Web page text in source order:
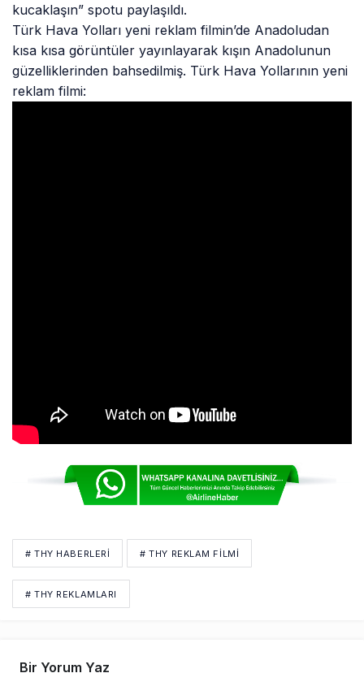
kucaklaşın” spotu paylaşıldı.
Türk Hava Yolları yeni reklam filmin’de Anadoludan
kısa kısa görüntüler yayınlayarak kışın Anadolunun
güzelliklerinden bahsedilmiş. Türk Hava Yollarının yeni
reklam filmi:
# THY HABERLERI # THY REKLAM FILMI
# THY REKLAMLARI
Bir Yorum Yaz